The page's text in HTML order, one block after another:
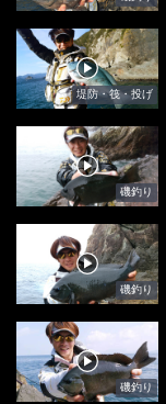
堤防・筏・投げ
磯釣り
磯釣り
磯釣り